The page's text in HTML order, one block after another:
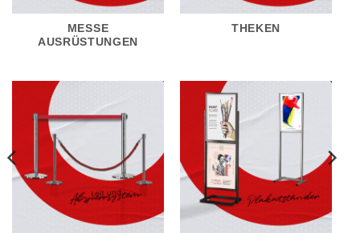
MESSE
AUSRÜSTUNGEN
THEKEN